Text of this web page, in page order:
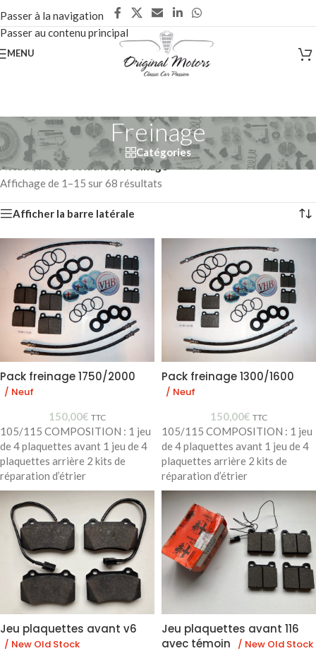
Passer à la navigation
Passer au contenu principal
MENU
Freinage
Catégories
Accueil/ Pièces détachées/
Freinage
Affichage de 1–15 sur 68 résultats
Afficher la barre latérale
Pack freinage 1750/2000
/ Neuf
150,00€ TTC
105/115 COMPOSITION : 1 jeu
de 4 plaquettes avant 1 jeu de 4
plaquettes arrière 2 kits de
réparation d’étrier
Pack freinage 1300/1600
/ Neuf
150,00€ TTC
105/115 COMPOSITION : 1 jeu
de 4 plaquettes avant 1 jeu de 4
plaquettes arrière 2 kits de
réparation d’étrier
Jeu plaquettes avant v6
/ New Old Stock
Jeu plaquettes avant 116
avec témoin
/ New Old Stock